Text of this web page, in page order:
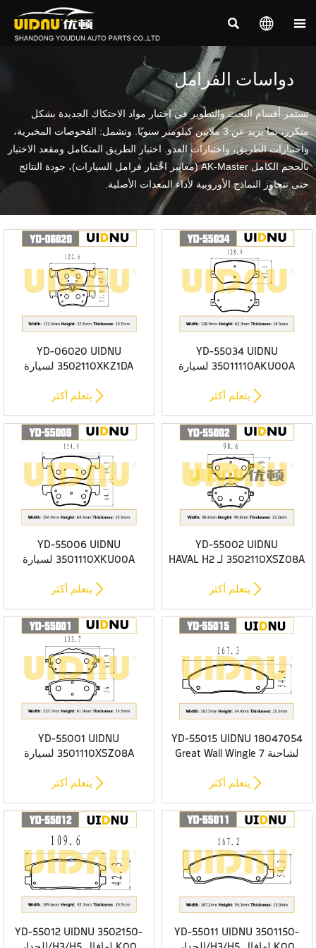
  
دواسات الفرامل
تستمر أقسام البحث والتطوير في اختبار مواد الاحتكاك الجديدة بشكل
متكرر، بما يزيد عن 3 ملايين كيلومتر سنويًا. وتشمل: الفحوصات المخبرية،
واختبارات الطريق، واختبارات العدو. اختبار الطريق المتكامل ومقعد الاختبار
بالحجم الكامل AK-Master (معايير اختبار فرامل السيارات)، جودة النتائج
حتى تتجاوز النماذج الأوروبية لأداء المعدات الأصلية.
YD-06020 UIDNU
3502110XKZ1DA لسيارة
الفرامل الخلفية
يتعلم أكثر 
YD-55034 UIDNU
35011110AKU00A لسيارة
الفرامل الأمامية
يتعلم أكثر 
YD-55006 UIDNU
3501110XKU00A لسيارة
فرامل أمامية من السيراميك
يتعلم أكثر 
YD-55002 UIDNU
3502110XSZ08A لـ HAVAL H2
سيراميك خلفية فاخرة
يتعلم أكثر 
YD-55001 UIDNU
3501110XSZ08A لسيارة
فرامل أمامية من السيراميك
يتعلم أكثر 
YD-55015 UIDNU 18047054
لشاحنة Great Wall Wingle 7
السيراميك الفاخر
يتعلم أكثر 
YD-55012 UIDNU 3502150-
YD-55011 UIDNU 3501150-